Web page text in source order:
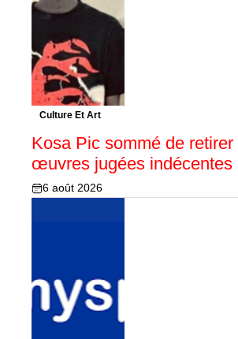
Culture Et Art
Kosa Pic sommé de retirer
œuvres jugées indécentes
6 août 2026